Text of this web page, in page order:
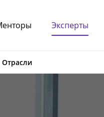
Эксперты
Отрасли